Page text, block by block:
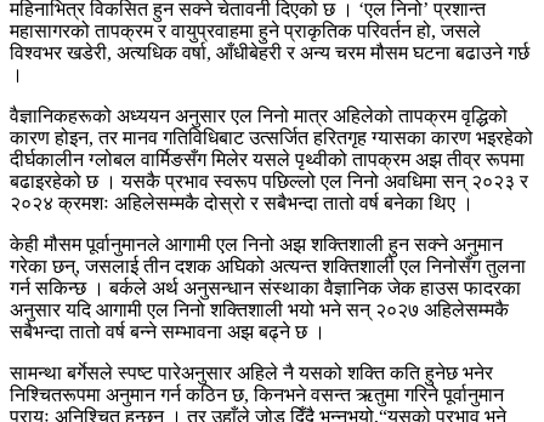
महिनाभित्र विकसित हुन सक्ने चेतावनी दिएको छ । ‘एल निनो’ प्रशान्त
महासागरको तापक्रम र वायुप्रवाहमा हुने प्राकृतिक परिवर्तन हो, जसले
विश्वभर खडेरी, अत्यधिक वर्षा, आँधीबेहरी र अन्य चरम मौसम घटना बढाउने गर्छ
।
वैज्ञानिकहरूको अध्ययन अनुसार एल निनो मात्र अहिलेको तापक्रम वृद्धिको
कारण होइन, तर मानव गतिविधिबाट उत्सर्जित हरितगृह ग्यासका कारण भइरहेको
दीर्घकालीन ग्लोबल वार्मिङसँग मिलेर यसले पृथ्वीको तापक्रम अझ तीव्र रूपमा
बढाइरहेको छ । यसकै प्रभाव स्वरूप पछिल्लो एल निनो अवधिमा सन् २०२३ र
२०२४ क्रमशः अहिलेसम्मकै दोस्रो र सबैभन्दा तातो वर्ष बनेका थिए ।
केही मौसम पूर्वानुमानले आगामी एल निनो अझ शक्तिशाली हुन सक्ने अनुमान
गरेका छन्, जसलाई तीन दशक अघिको अत्यन्त शक्तिशाली एल निनोसँग तुलना
गर्न सकिन्छ । बर्कले अर्थ अनुसन्धान संस्थाका वैज्ञानिक जेक हाउस फादरका
अनुसार यदि आगामी एल निनो शक्तिशाली भयो भने सन् २०२७ अहिलेसम्मकै
सबैभन्दा तातो वर्ष बन्ने सम्भावना अझ बढ्ने छ ।
सामन्था बर्गेसले स्पष्ट पारेअनुसार अहिले नै यसको शक्ति कति हुनेछ भनेर
निश्चितरूपमा अनुमान गर्न कठिन छ, किनभने वसन्त ऋतुमा गरिने पूर्वानुमान
प्रायः अनिश्चित हुन्छन् । तर उहाँले जोड दिँदै भन्नुभयो,“यसको प्रभाव भने